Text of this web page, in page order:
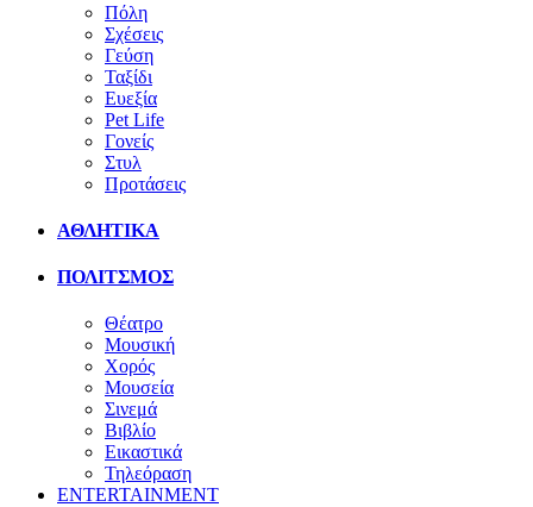
Πόλη
Σχέσεις
Γεύση
Ταξίδι
Ευεξία
Pet Life
Γονείς
Στυλ
Προτάσεις
ΑΘΛΗΤΙΚΑ
ΠΟΛΙΤΣΜΟΣ
Θέατρο
Μουσική
Χορός
Μουσεία
Σινεμά
Βιβλίο
Εικαστικά
Τηλεόραση
ENTERTAINMENT